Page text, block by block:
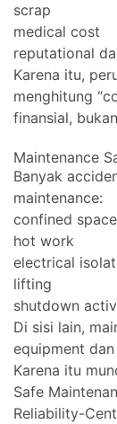
scrap
medical cost
reputational
Karena itu,
menghitung
finansial,
Maintenance
Banyak
maintenance:
confined space
hot work
electrical
lifting
shutdown
Di sisi lain,
equipment
Karena itu
Safe
Reliability-